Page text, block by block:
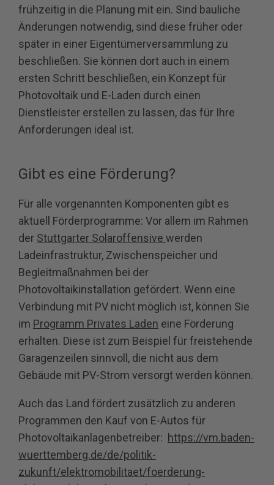
frühzeitig in die Planung mit ein. Sind bauliche
Änderungen notwendig, sind diese früher oder
später in einer Eigentümerversammlung zu
beschließen. Sie können dort auch in einem
ersten Schritt beschließen, ein Konzept für
Photovoltaik und E-Laden durch einen
Dienstleister erstellen zu lassen, das für Ihre
Anforderungen ideal ist.
Gibt es eine Förderung?
Für alle vorgenannten Komponenten gibt es
aktuell Förderprogramme: Vor allem im Rahmen
der Stuttgarter Solaroffensive werden
Ladeinfrastruktur, Zwischenspeicher und
Begleitmaßnahmen bei der
Photovoltaikinstallation gefördert. Wenn eine
Verbindung mit PV nicht möglich ist, können Sie
im Programm Privates Laden eine Förderung
erhalten. Diese ist zum Beispiel für freistehende
Garagenzeilen sinnvoll, die nicht aus dem
Gebäude mit PV-Strom versorgt werden können.
Auch das Land fördert zusätzlich zu anderen
Programmen den Kauf von E-Autos für
Photovoltaikanlagenbetreiber: https://vm.baden-
wuerttemberg.de/de/politik-
zukunft/elektromobilitaet/foerderung-